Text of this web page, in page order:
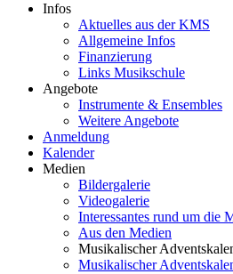
Infos
Aktuelles aus der KMS
Allgemeine Infos
Finanzierung
Links Musikschule
Angebote
Instrumente & Ensembles
Weitere Angebote
Anmeldung
Kalender
Medien
Bildergalerie
Videogalerie
Interessantes rund um die
Aus den Medien
Musikalischer
Musikalischer